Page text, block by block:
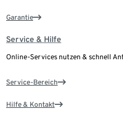
Garantie
Service & Hilfe
Online-Services nutzen & schnell
Service-Bereich
Hilfe & Kontakt